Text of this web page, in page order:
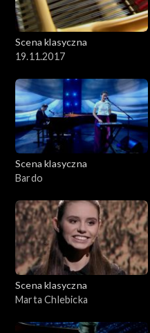
Scena klasyczna
19.11.2017
Scena klasyczna
Bardo
Scena klasyczna
Marta Chlebicka